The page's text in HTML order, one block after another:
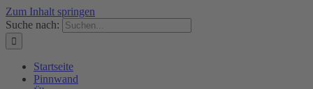
Zum Inhalt springen
Suche nach:
Startseite
Pinnwand